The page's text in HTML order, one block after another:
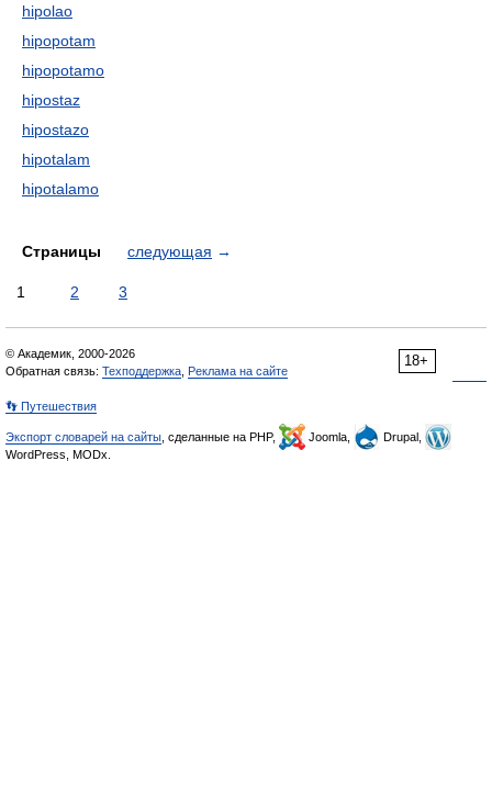
hipolao
hipopotam
hipopotamo
hipostaz
hipostazo
hipotalam
hipotalamo
Страницы следующая →
1 2 3
18+
© Академик, 2000-2026
Обратная связь: Техподдержка Реклама на сайте
👣 Путешествия
Экспорт словарей на сайты , сделанные на PHP, Joomla,
Drupal,
WordPress, MODx.